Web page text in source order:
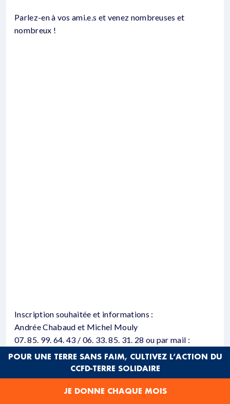
Parlez-en à vos ami.e.s et venez nombreuses et
nombreux !
Inscription souhaitée et informations :
Andrée Chabaud et Michel Mouly
07. 85. 99. 64. 43 / 06. 33. 85. 31. 28 ou par mail :
ccfd84@ccfd-terresolidaire.org
Nous vous enverrons un petit rappel quelques jours
avant l’évènement ainsi qu’un mail de confirmation avec
POUR UNE TERRE SANS FAIM, CULTIVEZ L’ACTION DU
CCFD-TERRE SOLIDAIRE
JE DONNE CHAQUE MOIS